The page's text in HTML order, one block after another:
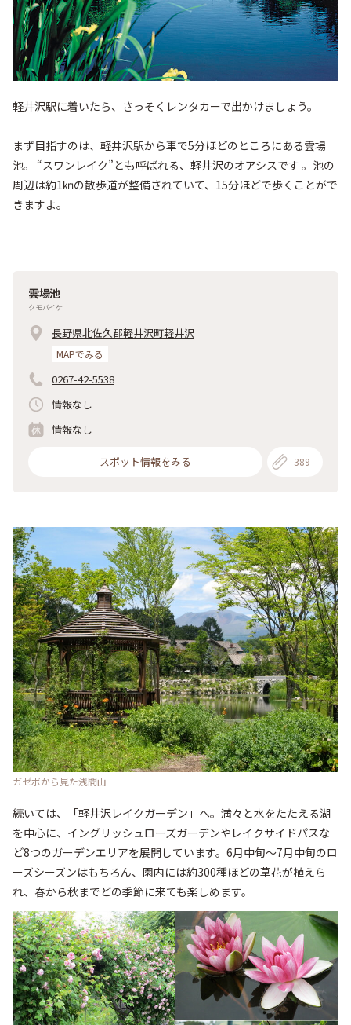
軽井沢駅に着いたら、さっそくレンタカーで出かけましょう。
まず目指すのは、軽井沢駅から車で5分ほどのところにある雲場
池。 “スワンレイク”とも呼ばれる、軽井沢のオアシスです 。池の
周辺は約1㎞の散歩道が整備されていて、15分ほどで歩くことがで
きますよ。
雲場池
クモバイケ
長野県北佐久郡軽井沢町軽井沢
MAPでみる
0267-42-5538
情報なし
情報なし
スポット情報をみる 389
ガゼボから見た浅間山
続いては、「軽井沢レイクガーデン」へ。満々と水をたたえる湖
を中心に、イングリッシュローズガーデンやレイクサイドパスな
ど8つのガーデンエリアを展開しています。6月中旬～7月中旬のロ
ーズシーズンはもちろん、園内には約300種ほどの草花が植えら
れ、春から秋までどの季節に来ても楽しめます。